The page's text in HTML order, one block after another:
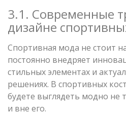
3.1. Современные
дизайне
Спортивная мода не стоит
постоянно внедряет
стильных элементах и
решениях. В спортивных
будете выглядеть модно не
и вне его.